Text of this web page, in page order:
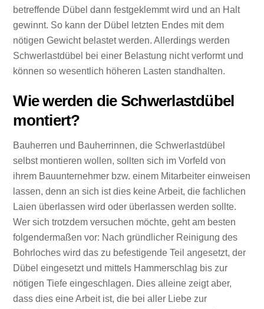
betreffende Dübel dann festgeklemmt wird und an Halt
gewinnt. So kann der Dübel letzten Endes mit dem
nötigen Gewicht belastet werden. Allerdings werden
Schwerlastdübel bei einer Belastung nicht verformt und
können so wesentlich höheren Lasten standhalten.
Wie werden die Schwerlastdübel
montiert?
Bauherren und Bauherrinnen, die Schwerlastdübel
selbst montieren wollen, sollten sich im Vorfeld von
ihrem Bauunternehmer bzw. einem Mitarbeiter einweisen
lassen, denn an sich ist dies keine Arbeit, die fachlichen
Laien überlassen wird oder überlassen werden sollte.
Wer sich trotzdem versuchen möchte, geht am besten
folgendermaßen vor: Nach gründlicher Reinigung des
Bohrloches wird das zu befestigende Teil angesetzt, der
Dübel eingesetzt und mittels Hammerschlag bis zur
nötigen Tiefe eingeschlagen. Dies alleine zeigt aber,
dass dies eine Arbeit ist, die bei aller Liebe zur